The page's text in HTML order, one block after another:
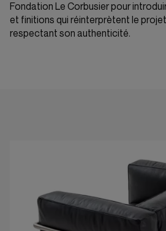
Fondation Le Corbusier pour
et finitions qui réinterprètent le
respectant son authenticité.